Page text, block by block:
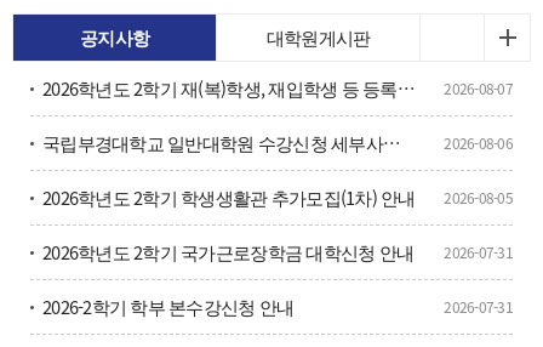
공지사항
대학원게시판
2026학년도 2학기 재(복)학생, 재입학생 등 등록금 납부 안내
2026-08-07
국립부경대학교 일반대학원 수강신청 세부사항 안내 (대이과목) 2026-08-06
2026학년도 2학기 학생생활관 추가모집(1차) 안내 2026-08-05
2026학년도 2학기 국가근로장학금 대학신청 안내 2026-07-31
2026-2학기 학부 본수강신청 안내 2026-07-31